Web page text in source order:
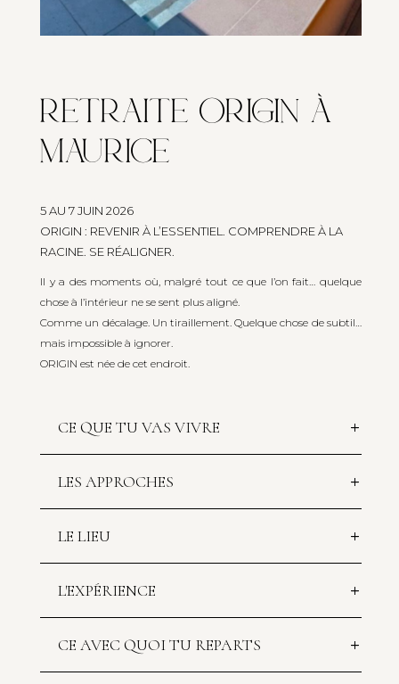
RETRAITE ORIGIN À
MAURICE
5 AU 7 JUIN 2026
ORIGIN : REVENIR À L’ESSENTIEL. COMPRENDRE À LA
RACINE. SE RÉALIGNER.
Il y a des moments où, malgré tout ce que l’on fait… quelque
chose à l’intérieur ne se sent plus aligné.
Comme un décalage. Un tiraillement. Quelque chose de subtil…
mais impossible à ignorer.
ORIGIN est née de cet endroit.
CE QUE TU VAS VIVRE
LES APPROCHES
LE LIEU
L'EXPÉRIENCE
CE AVEC QUOI TU REPARTS